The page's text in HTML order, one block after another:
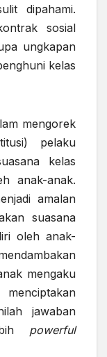
dipahami.
sosial
ungkapan
kelas
mengorek
pelaku
kelas
anak-anak.
amalan
suasana
oleh anak-
mengaku
jawaban
powerful